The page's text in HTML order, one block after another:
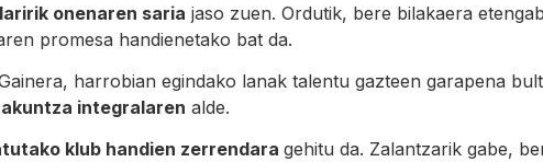
onenaren saria jaso zuen. Ordutik, bere bilakaera
promesa handienetako bat da.
harrobian egindako lanak talentu gazteen garapena
integralaren alde.
klub handien zerrendara gehitu da. Zalantzarik gabe,